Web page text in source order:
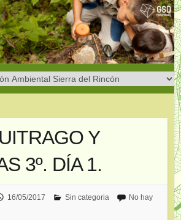
Y
3º. DÍA 1.
16/05/2017 Sin categoria
No hay